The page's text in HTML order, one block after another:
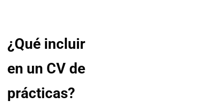
¿Qué incluir
en un CV de
prácticas?